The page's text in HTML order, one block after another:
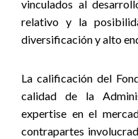
vinculados al
relativo y la
diversificación y alto
La calificación del
calidad de la
expertise en el
contrapartes